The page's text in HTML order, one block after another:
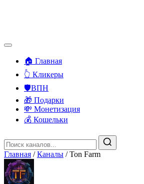
🏠 Главная
👆 Кликеры
🛡️ВПН
🎁 Подарки
💸 Монетизация
💰 Кошельки
Главная / Каналы / Ton Farm